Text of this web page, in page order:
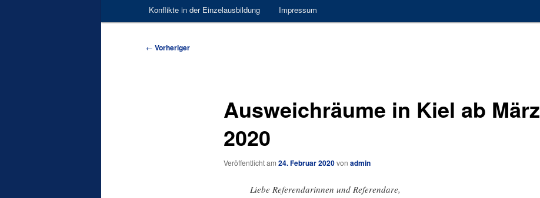
Konflikte in der Einzelausbildung Impressum
Beitragsnavigation
← Vorheriger
Ausweichräume in Kiel ab März
2020
Veröffentlicht am 24. Februar 2020von admin
Liebe Referendarinnen und Referendare,